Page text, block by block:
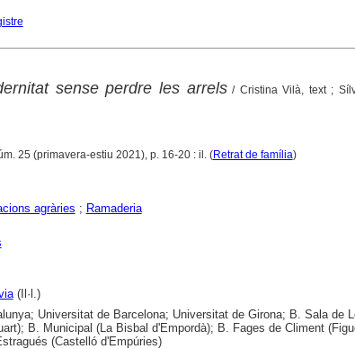
sense perdre les arrels/ Cristina Vilà, text ;
25 (primavera-estiu 2021), p. 16-20 : il. (Retrat de família)
agràries ; Ramaderia
(Il·l.)
Universitat de Barcelona; Universitat de Girona; B. Sala de
B. Municipal (La Bisbal d'Empordà); B. Fages de Climent
(Castelló d'Empúries)